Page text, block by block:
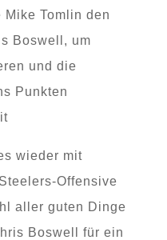
Tomlin den
Boswell, um
und die
Punkten
wieder mit
Offensive
aller guten Dinge
Boswell für ein